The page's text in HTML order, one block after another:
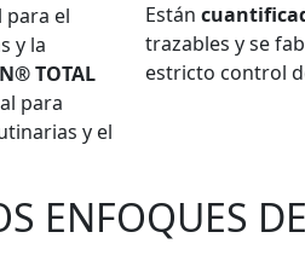
para el
y la
TOTAL
para
y el
Están
trazables y se
estricto control
ENFOQUES